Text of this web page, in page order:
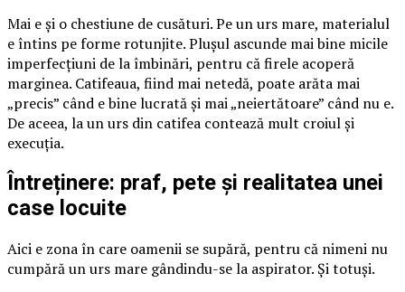
Mai e și o chestiune de cusături. Pe un urs mare, materialul
e întins pe forme rotunjite. Plușul ascunde mai bine micile
imperfecțiuni de la îmbinări, pentru că firele acoperă
marginea. Catifeaua, fiind mai netedă, poate arăta mai
„precis” când e bine lucrată și mai „neiertătoare” când nu e.
De aceea, la un urs din catifea contează mult croiul și
execuția.
Întreținere: praf, pete și realitatea unei
case locuite
Aici e zona în care oamenii se supără, pentru că nimeni nu
cumpără un urs mare gândindu-se la aspirator. Și totuși.